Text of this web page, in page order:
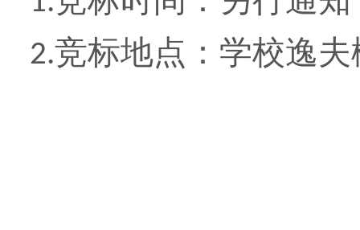
2.竞标地点：学校逸